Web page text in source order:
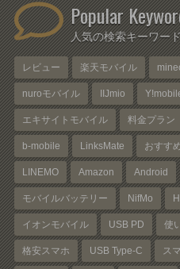
Popular
人気の検索キーワード
レビュー 楽天モバイル
nuroモバイル IIJmio
エキサイトモバイル 料金プラン
b-mobile LinksMate おすす
LINEMO Amazon Android
モバイルバッテリー NifMo
イオンモバイル USB PD 使
格安スマホ USB Type-C ス